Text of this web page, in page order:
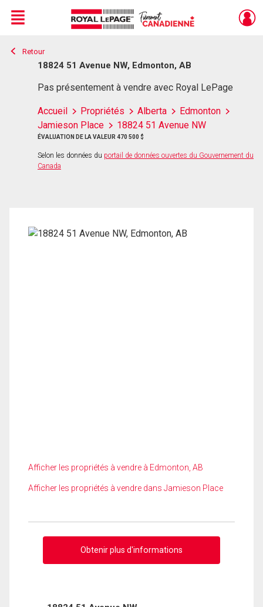
Live
En Direct
Menu
Retour
18824 51 Avenue NW, Edmonton, AB
Pas présentement à vendre avec Royal LePage
Accueil Propriétés Alberta
Edmonton
Jamieson Place
18824 51 Avenue NW
ÉVALUATION DE LA VALEUR 470 500 $
Selon les données du portail de données ouvertes du Gouvernement du
Canada
Afficher les propriétés à vendre à Edmonton, AB
Afficher les propriétés à vendre dans Jamieson Place
Obtenir plus d'informations